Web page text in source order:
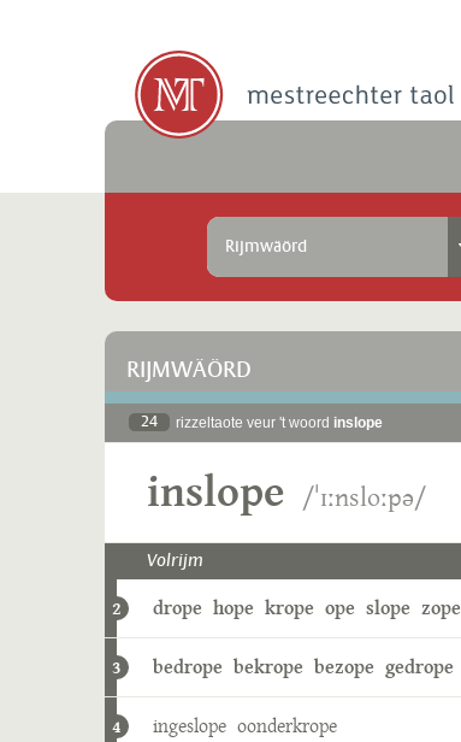
Rijmwäörd
RIJMWÄÖRD
24 rizzeltaote veur 't woord inslope
inslope /ˈɪːnsloːpə/
Volrijm
2 drope hope krope ope slope zope
3 bedrope bekrope bezope gedrope
4 ingeslope oonderkrope